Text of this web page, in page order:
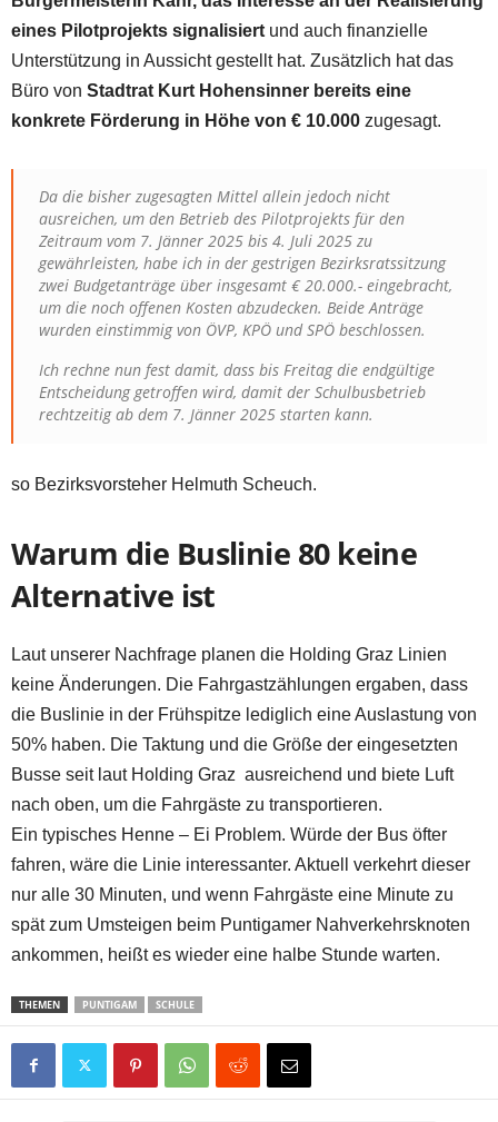
eines Pilotprojekts signalisiert und auch finanzielle
Unterstützung in Aussicht gestellt hat. Zusätzlich hat das
Büro von Stadtrat Kurt Hohensinner bereits eine
konkrete Förderung in Höhe von € 10.000 zugesagt.
Da die bisher zugesagten Mittel allein jedoch nicht
ausreichen, um den Betrieb des Pilotprojekts für den
Zeitraum vom 7. Jänner 2025 bis 4. Juli 2025 zu
gewährleisten, habe ich in der gestrigen Bezirksratssitzung
zwei Budgetanträge über insgesamt € 20.000.- eingebracht,
um die noch offenen Kosten abzudecken. Beide Anträge
wurden einstimmig von ÖVP, KPÖ und SPÖ beschlossen.
Ich rechne nun fest damit, dass bis Freitag die endgültige
Entscheidung getroffen wird, damit der Schulbusbetrieb
rechtzeitig ab dem 7. Jänner 2025 starten kann.
so Bezirksvorsteher Helmuth Scheuch.
Warum die Buslinie 80 keine
Alternative ist
Laut unserer Nachfrage planen die Holding Graz Linien
keine Änderungen. Die Fahrgastzählungen ergaben, dass
die Buslinie in der Frühspitze lediglich eine Auslastung von
50% haben. Die Taktung und die Größe der eingesetzten
Busse seit laut Holding Graz ausreichend und biete Luft
nach oben, um die Fahrgäste zu transportieren.
Ein typisches Henne – Ei Problem. Würde der Bus öfter
fahren, wäre die Linie interessanter. Aktuell verkehrt dieser
nur alle 30 Minuten, und wenn Fahrgäste eine Minute zu
spät zum Umsteigen beim Puntigamer Nahverkehrsknoten
ankommen, heißt es wieder eine halbe Stunde warten.
THEMEN PUNTIGAM SCHULE